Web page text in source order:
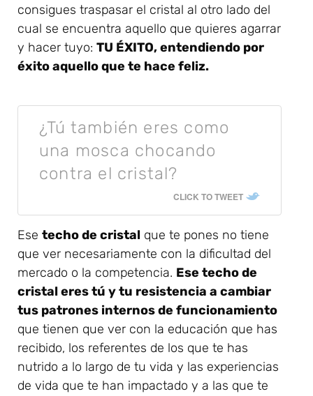
consigues traspasar el cristal al otro lado del
cual se encuentra aquello que quieres agarrar
y hacer tuyo: TU ÉXITO, entendiendo por
éxito aquello que te hace feliz.
¿Tú también eres como
una mosca chocando
contra el cristal?
CLICK TO TWEET
Ese techo de cristal que te pones no tiene
que ver necesariamente con la dificultad del
mercado o la competencia. Ese techo de
cristal eres tú y tu resistencia a cambiar
tus patrones internos de funcionamiento
que tienen que ver con la educación que has
recibido, los referentes de los que te has
nutrido a lo largo de tu vida y las experiencias
de vida que te han impactado y a las que te